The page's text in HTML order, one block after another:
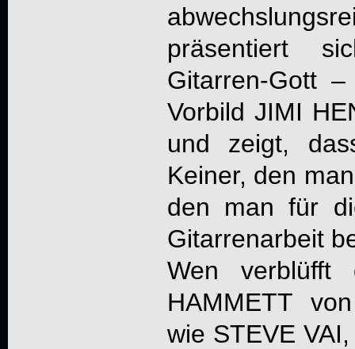
präsentiert
Gitarren-Gott
Vorbild JIMI
und zeigt,
Keiner, den
den man für
Gitarrenarbeit
Wen
HAMMETT
wie STEVE